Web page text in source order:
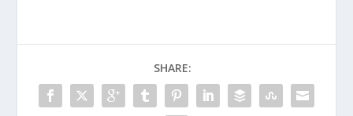
SHARE: